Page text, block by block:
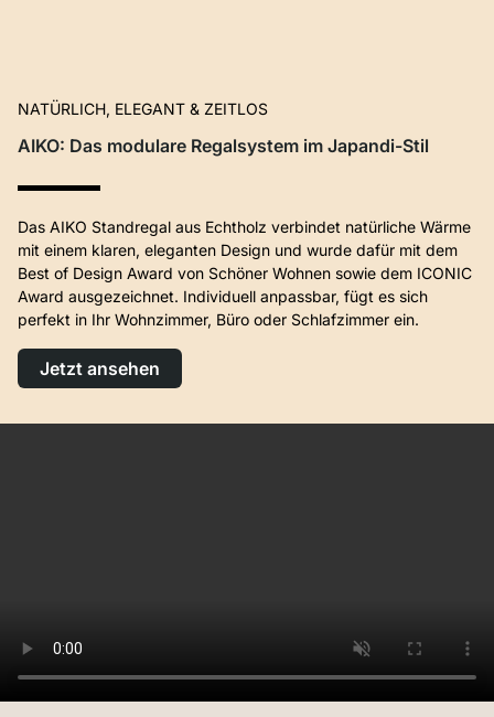
NATÜRLICH, ELEGANT & ZEITLOS
AIKO: Das modulare Regalsystem im Japandi-Stil​
Das AIKO Standregal aus Echtholz verbindet natürliche Wärme
mit einem klaren, eleganten Design und wurde dafür mit dem
Best of Design Award von Schöner Wohnen sowie dem ICONIC
Award ausgezeichnet. Individuell anpassbar, fügt es sich
perfekt in Ihr Wohnzimmer, Büro oder Schlafzimmer ein.
Jetzt ansehen